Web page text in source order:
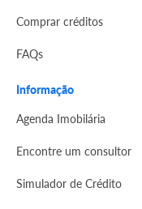
Comprar créditos
FAQs
Informação
Agenda Imobilária
Encontre um consultor
Simulador de Crédito